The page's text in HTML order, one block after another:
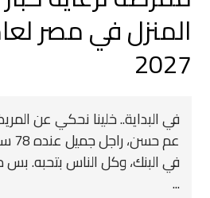
2027
في البداية.. خلينا نحكي عن
في البنك، وكل الناس بتحبه.
...